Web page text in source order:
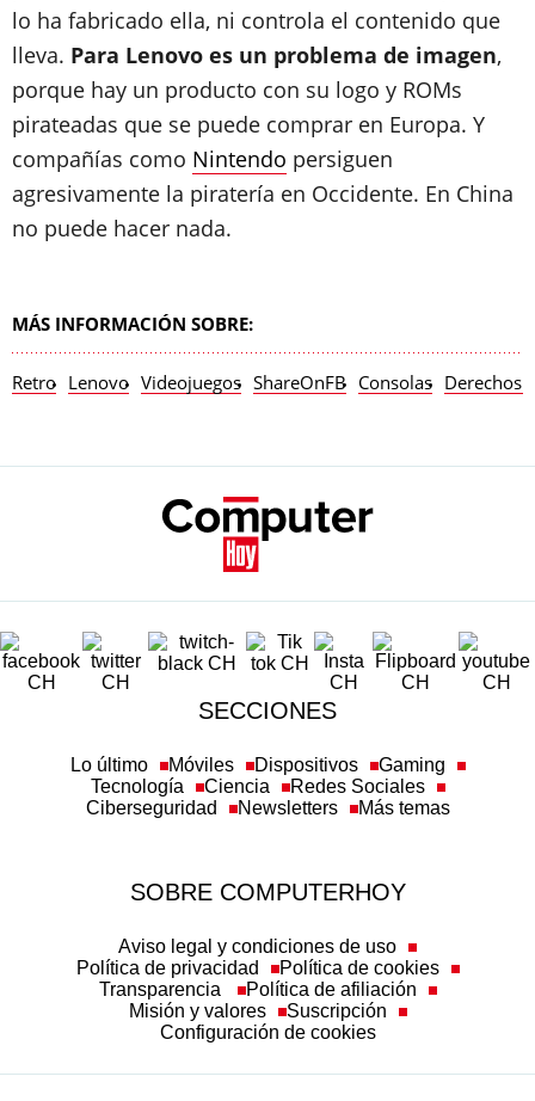
lo ha fabricado ella, ni controla el contenido que
lleva. Para Lenovo es un problema de imagen,
porque hay un producto con su logo y ROMs
pirateadas que se puede comprar en Europa. Y
compañías como Nintendo persiguen
agresivamente la piratería en Occidente. En China
no puede hacer nada.
MÁS INFORMACIÓN SOBRE:
Retro Lenovo Videojuegos ShareOnFB Consolas Derechos
SECCIONES
Lo último Móviles Dispositivos
Gaming
Tecnología
Ciencia
Redes Sociales
Ciberseguridad
Newsletters Más temas
SOBRE COMPUTERHOY
Aviso legal y condiciones de uso
Política de privacidad
Política de cookies
Transparencia
Política de afiliación
Misión y valores
Suscripción
Configuración de cookies